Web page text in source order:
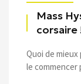
Mass
corsaire
Quoi de
le commencer